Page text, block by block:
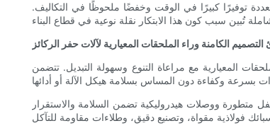
توفيرًا كبيرًا في الوقت وخفضًا ملحوظًا في التكاليف.
التصميم الكامنة وراء الملحقات المعيارية لآلات حفر الركائز
المعيارية مع مراعاة التنوع وسهولة التبديل. تتضمن
متطورة ووصلات هيدروليكية تضمن السلامة والاستقرار